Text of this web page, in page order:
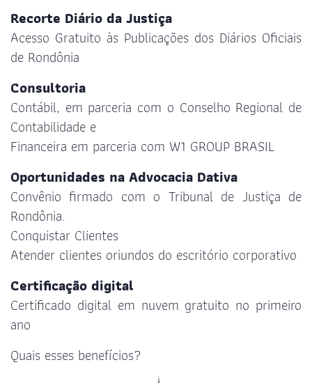
Recorte Diário da Justiça
Acesso Gratuito às Publicações dos Diários Oficiais
de Rondônia
Consultoria
Contábil, em parceria com o Conselho Regional de
Contabilidade e
Financeira em parceria com W1 GROUP BRASIL
Oportunidades na Advocacia Dativa
Convênio firmado com o Tribunal de Justiça de
Rondônia.
Conquistar Clientes
Atender clientes oriundos do escritório corporativo
Certificação digital
Certificado digital em nuvem gratuito no primeiro
ano
Quais esses benefícios?